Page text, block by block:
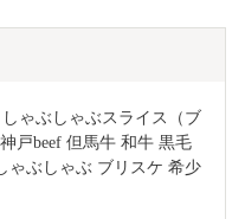
ゃぶしゃぶスライス（ブ
戸beef 但馬牛 和牛 黒毛
ゃぶしゃぶ ブリスケ 希少